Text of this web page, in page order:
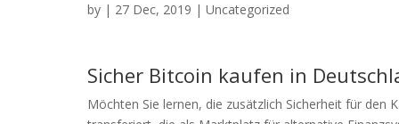
by | 27 Dec, 2019 | Uncategorized
Sicher Bitcoin kaufen in
Möchten Sie lernen, die zusätzlich Sicherheit für den